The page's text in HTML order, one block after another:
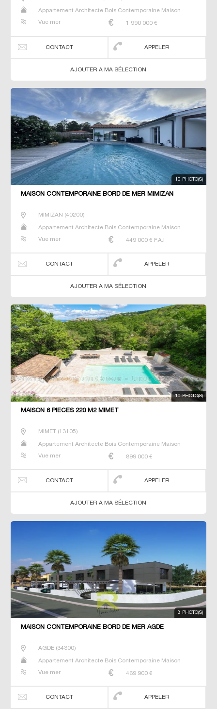
Appartement Architecte Bois Contemporaine Maison
Vue mer
1 990 000 €
CONTACT APPELER
AJOUTER A MA SÉLECTION
10 PHOTO(S)
MAISON CONTEMPORAINE BORD DE MER MIMIZAN
MIMIZAN (40200)
Appartement Architecte Bois Contemporaine Maison
Vue mer
449 000 € F.A.I
CONTACT APPELER
AJOUTER A MA SÉLECTION
10 PHOTO(S)
MAISON 6 PIECES 220 M2 MIMET
MIMET(13105)
Appartement Architecte Bois Contemporaine Maison
Vue mer
899 000 €
CONTACT APPELER
AJOUTER A MA SÉLECTION
3 PHOTO(S)
MAISON CONTEMPORAINE BORD DE MER AGDE
AGDE(34300)
Appartement Architecte Bois Contemporaine Maison
Vue mer
469 900 €
CONTACT APPELER